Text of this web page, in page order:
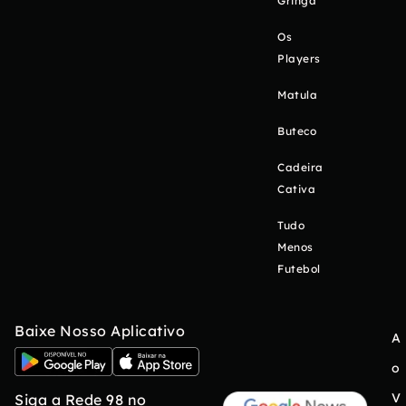
Os
Players
Matula
Buteco
Cadeira
Cativa
Tudo
Menos
Futebol
Baixe Nosso Aplicativo
Siga a Rede 98 no
A
o
V